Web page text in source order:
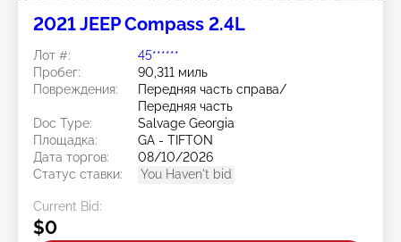
2021 JEEP Compass 2.4L
Лот #:
45******
Пробег:
90,311 миль
Повреждения:
Передняя часть справа/
Передняя часть
Doc Type:
Salvage Georgia
Площадка:
GA - TIFTON
Дата торгов:
08/10/2026
Статус ставки:
You Haven't bid
Current Bid:
$0